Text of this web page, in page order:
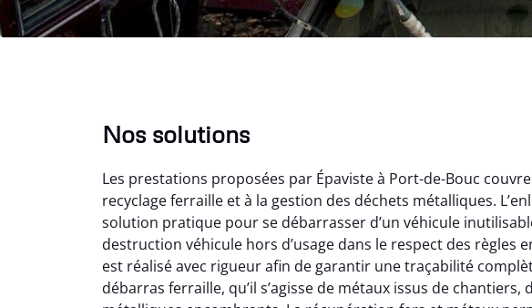
Nos solutions
Les prestations proposées par Épaviste à Port-de-Bouc
recyclage ferraille et à la gestion des déchets métalliques.
solution pratique pour se débarrasser d’un véhicule
destruction véhicule hors d’usage dans le respect des règles
est réalisé avec rigueur afin de garantir une traçabilité
débarras ferraille, qu’il s’agisse de métaux issus de chantiers,